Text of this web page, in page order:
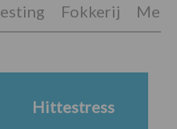
Fokkerij
Hittestress